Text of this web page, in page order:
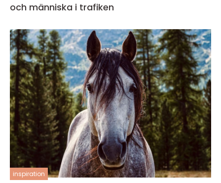
och människa i trafiken
inspiration